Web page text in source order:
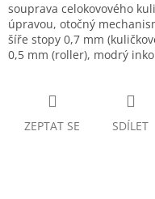
souprava celokovového
úpravou, otočný
šíře stopy 0,7 mm
0,5 mm (roller), modrý
ZEPTAT SE SDÍLET